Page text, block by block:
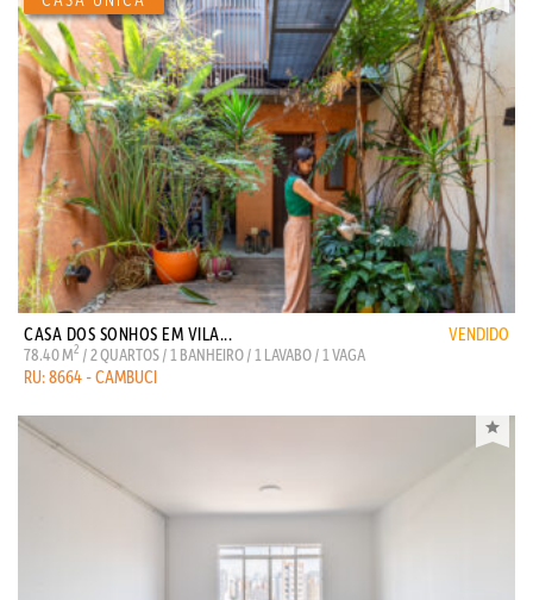
CASA DOS SONHOS EM VILA... VENDIDO
78.40 M2 / 2 QUARTOS / 1 BANHEIRO / 1 LAVABO / 1 VAGA
RU: 8664 - CAMBUCI